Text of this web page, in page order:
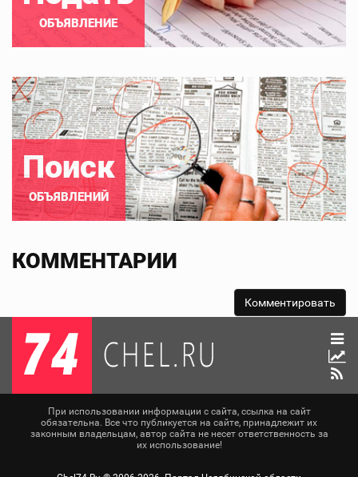
ОБЪЯВЛЕНИЕ
Поиск
ОБЪЯВЛЕНИЙ
КОММЕНТАРИИ
При использовании информации с сайта, ссылка на сайт
обязательна. Все что публикуется на сайте, принадлежит их
законным владельцам, автор сайта не несет ответственность за
их использование!